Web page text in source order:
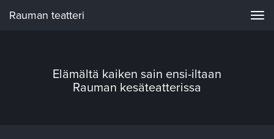
Rauman teatteri
Elämältä kaiken sain ensi-iltaan
Rauman kesäteatterissa